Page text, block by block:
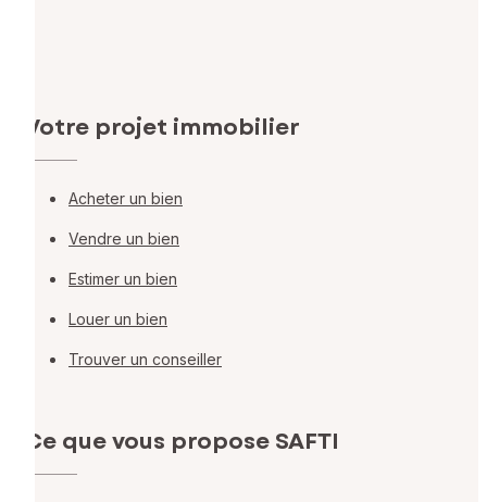
Votre projet immobilier
Acheter un bien
Vendre un bien
Estimer un bien
Louer un bien
Trouver un conseiller
Ce que vous propose SAFTI